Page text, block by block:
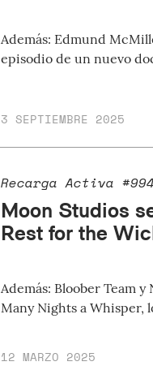
Además: Edmund
episodio de un nuevo
3 SEPTIEMBRE 2025
Recarga Activa #994
Moon Studios
Rest for the
Además: Bloober Team
Many Nights a Whisper,
12 MARZO 2025